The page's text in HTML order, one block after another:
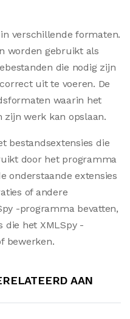
verschillende formaten.
worden gebruikt als
die nodig zijn
uit te voeren. De
waarin het
werk kan opslaan.
bestandsextensies die
door het programma
onderstaande extensies
of andere
-programma bevatten,
die het XMLSpy -
bewerken.
AAN